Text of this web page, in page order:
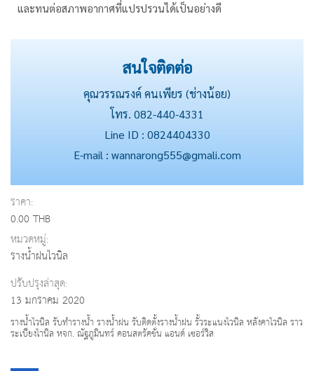
และทนต่อสภาพอากาศที่แปรปรวนได้เป็นอย่างดี
สนใจติดต่อ
คุณวรรณรงค์ คนเพียร (ช่างน้อย)
โทร. 082-440-4331
Line ID : 0824404330
E-mail : wannarong555@gmali.com
ราคา:
0.00 THB
หมวดหมู่:
รางน้ำฝนไวนิล
ปรับปรุงล่าสุด:
13 มกราคม 2020
รางน้ำไวนิล รับทำรางน้ำ รางน้ำฝน รับติดตั้งรางน้ำฝน รั้วระแนงไวนิล หลังคาไวนิล ราว
ระเบียงไานิล หจก. ณัฐภูมินทร์ คอนสตรัคชั่น แอนด์ เซอร์วิส